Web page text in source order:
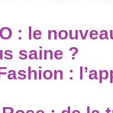
: le
saine ?
: